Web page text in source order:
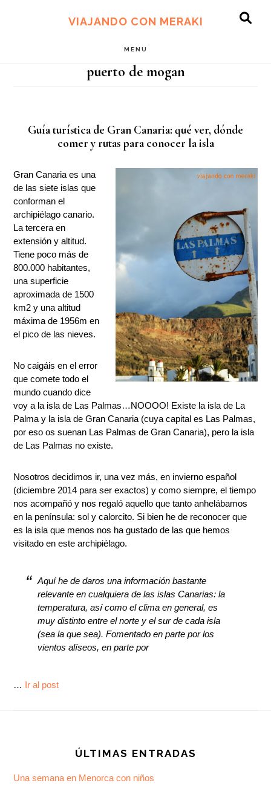
VIAJANDO CON MERAKI
MENU
puerto de mogan
Guía turística de Gran Canaria: qué ver, dónde
comer y rutas para conocer la isla
Gran Canaria es una
de las siete islas que
conforman el
archipiélago canario.
La tercera en
extensión y altitud.
Tiene poco más de
800.000 habitantes,
una superficie
aproximada de 1500
km2 y una altitud
máxima de 1956m en
el pico de las nieves.
No caigáis en el error
que comete todo el
mundo cuando dice
voy a la isla de Las Palmas…NOOOO! Existe la isla de La
Palma y la isla de Gran Canaria (cuya capital es Las Palmas,
por eso os suenan Las Palmas de Gran Canaria), pero la isla
de Las Palmas no existe.
Nosotros decidimos ir, una vez más, en invierno español
(diciembre 2014 para ser exactos) y como siempre, el tiempo
nos acompañó y nos regaló aquello que tanto anhelábamos
en la península: sol y calorcito. Si bien he de reconocer que
es la isla que menos nos ha gustado de las que hemos
visitado en este archipiélago.
Aquí he de daros una información bastante
relevante en cualquiera de las islas Canarias: la
temperatura, así como el clima en general, es
muy distinto entre el norte y el sur de cada isla
(sea la que sea). Fomentado en parte por los
vientos alíseos, en parte por
… Ir al post
ÚLTIMAS ENTRADAS
Una semana en Menorca con niños